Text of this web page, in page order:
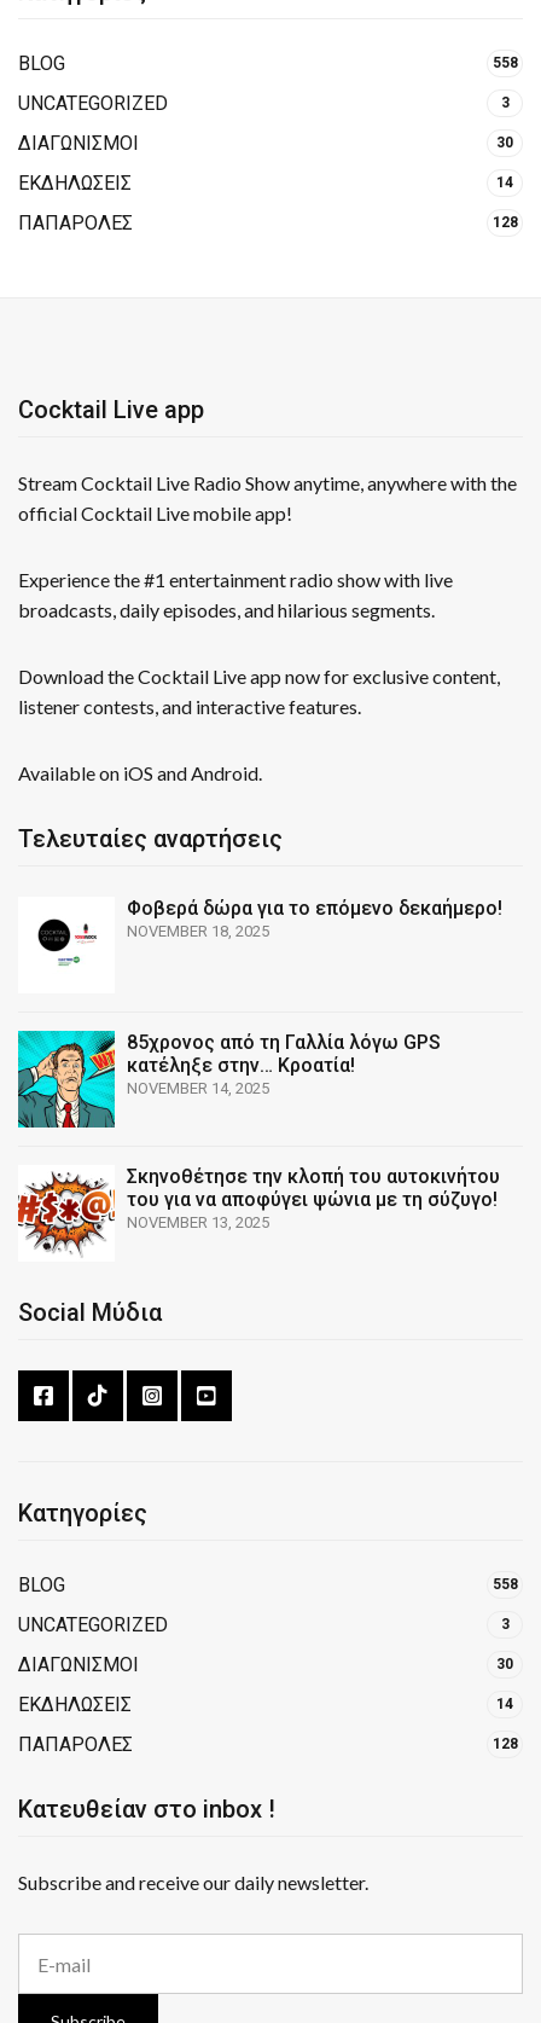
BLOG 558
UNCATEGORIZED 3
ΔΙΑΓΩΝΙΣΜΟΙ 30
ΕΚΔΗΛΩΣΕΙΣ 14
ΠΑΠΑΡΟΛΕΣ 128
Cocktail Live app
Stream Cocktail Live Radio Show anytime, anywhere with the
official Cocktail Live mobile app!
Experience the #1 entertainment radio show with live
broadcasts, daily episodes, and hilarious segments.
Download the Cocktail Live app now for exclusive content,
listener contests, and interactive features.
Available on iOS and Android.
Τελευταίες αναρτήσεις
Φοβερά δώρα για το επόμενο δεκαήμερο!
NOVEMBER 18, 2025
85χρονος από τη Γαλλία λόγω GPS
κατέληξε στην… Κροατία!
NOVEMBER 14, 2025
Σκηνοθέτησε την κλοπή του αυτοκινήτου
του για να αποφύγει ψώνια με τη σύζυγο!
NOVEMBER 13, 2025
Social Μύδια
Κατηγορίες
BLOG 558
UNCATEGORIZED 3
ΔΙΑΓΩΝΙΣΜΟΙ 30
ΕΚΔΗΛΩΣΕΙΣ 14
ΠΑΠΑΡΟΛΕΣ 128
Κατευθείαν στο inbox !
Subscribe and receive our daily newsletter.
a